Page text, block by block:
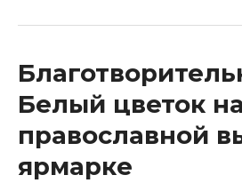
Белый цветок на
православной
ярмарке